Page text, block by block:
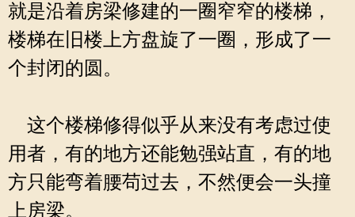
就是沿着房梁修建的一圈窄窄的楼梯，
楼梯在旧楼上方盘旋了一圈，形成了一
个封闭的圆。
这个楼梯修得似乎从来没有考虑过使
用者，有的地方还能勉强站直，有的地
方只能弯着腰苟过去，不然便会一头撞
上房梁。